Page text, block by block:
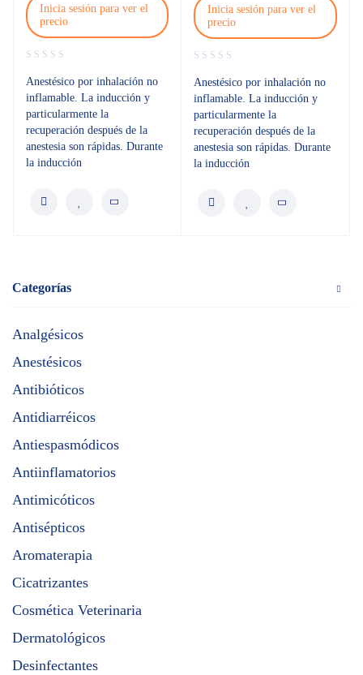
Categorías
Analgésicos
Anestésicos
Antibióticos
Antidiarréicos
Antiespasmódicos
Antiinflamatorios
Antimicóticos
Antisépticos
Aromaterapia
Cicatrizantes
Cosmética Veterinaria
Dermatológicos
Desinfectantes
Inicia sesión para ver el
precio
Anestésico por inhalación no
inflamable. La inducción y
particularmente la
recuperación después de la
anestesia son rápidas. Durante
la inducción
Inicia sesión para ver el
precio
Anestésico por inhalación no
inflamable. La inducción y
particularmente la
recuperación después de la
anestesia son rápidas. Durante
la inducción